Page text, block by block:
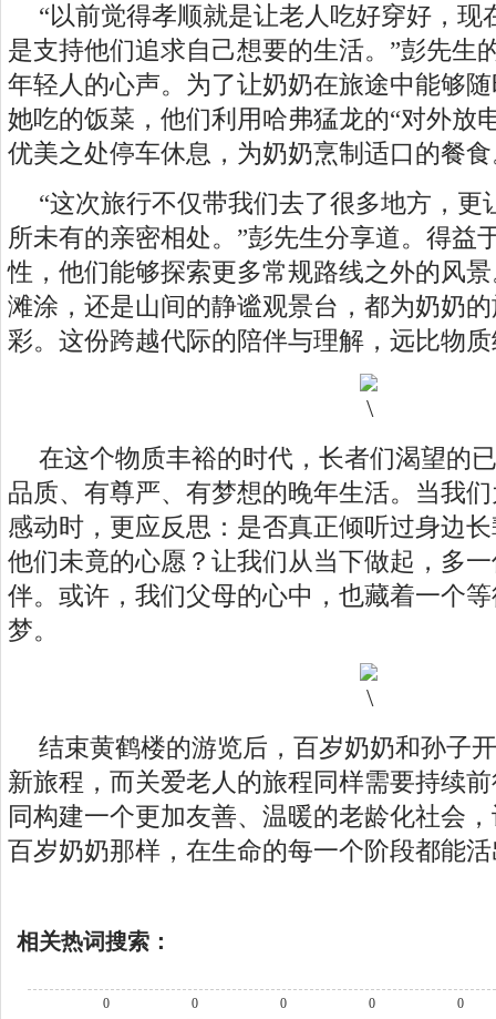
“以前觉得孝顺就是让老人吃好穿好，现
是支持他们追求自己想要的生活。”彭先生
年轻人的心声。为了让奶奶在旅途中能够
她吃的饭菜，他们利用哈弗猛龙的“对外放
优美之处停车休息，为奶奶烹制适口的餐
“这次旅行不仅带我们去了很多地方，更
所未有的亲密相处。”彭先生分享道。得益
性，他们能够探索更多常规路线之外的风
滩涂，还是山间的静谧观景台，都为奶奶
彩。这份跨越代际的陪伴与理解，远比物
在这个物质丰裕的时代，长者们渴望的
品质、有尊严、有梦想的晚年生活。当我
感动时，更应反思：是否真正倾听过身边
他们未竟的心愿？让我们从当下做起，多
伴。或许，我们父母的心中，也藏着一个
梦。
结束黄鹤楼的游览后，百岁奶奶和孙子
新旅程，而关爱老人的旅程同样需要持续
同构建一个更加友善、温暖的老龄化社会
百岁奶奶那样，在生命的每一个阶段都能
相关热词搜索：
0 0 0 0 0